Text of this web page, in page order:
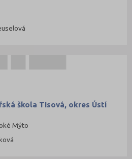
škola Tisová, okres Ústí
Mýto